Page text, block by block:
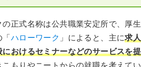
正式名称は公共職業安定所で、厚
「ハローワーク 」によると、主に求
におけるセミナーなどのサービスを